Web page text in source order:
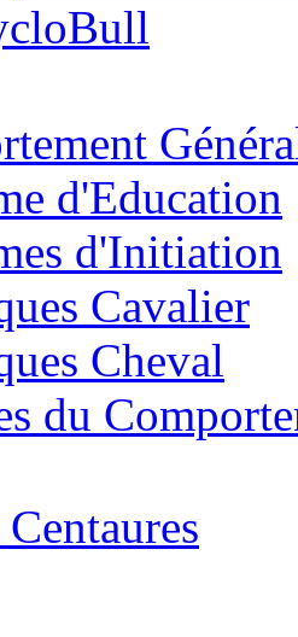
d'Education
d'Initiation
Cavalier
Cheval
du